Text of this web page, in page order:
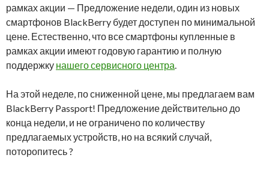
рамках акции — Предложение недели, один из новых
смартфонов BlackBerry будет доступен по минимальной
цене. Естественно, что все смартфоны купленные в
рамках акции имеют годовую гарантию и полную
поддержку нашего сервисного центра.
На этой неделе, по сниженной цене, мы предлагаем вам
BlackBerry Passport! Предложение действительно до
конца недели, и не ограничено по количеству
предлагаемых устройств, но на всякий случай,
поторопитесь ?